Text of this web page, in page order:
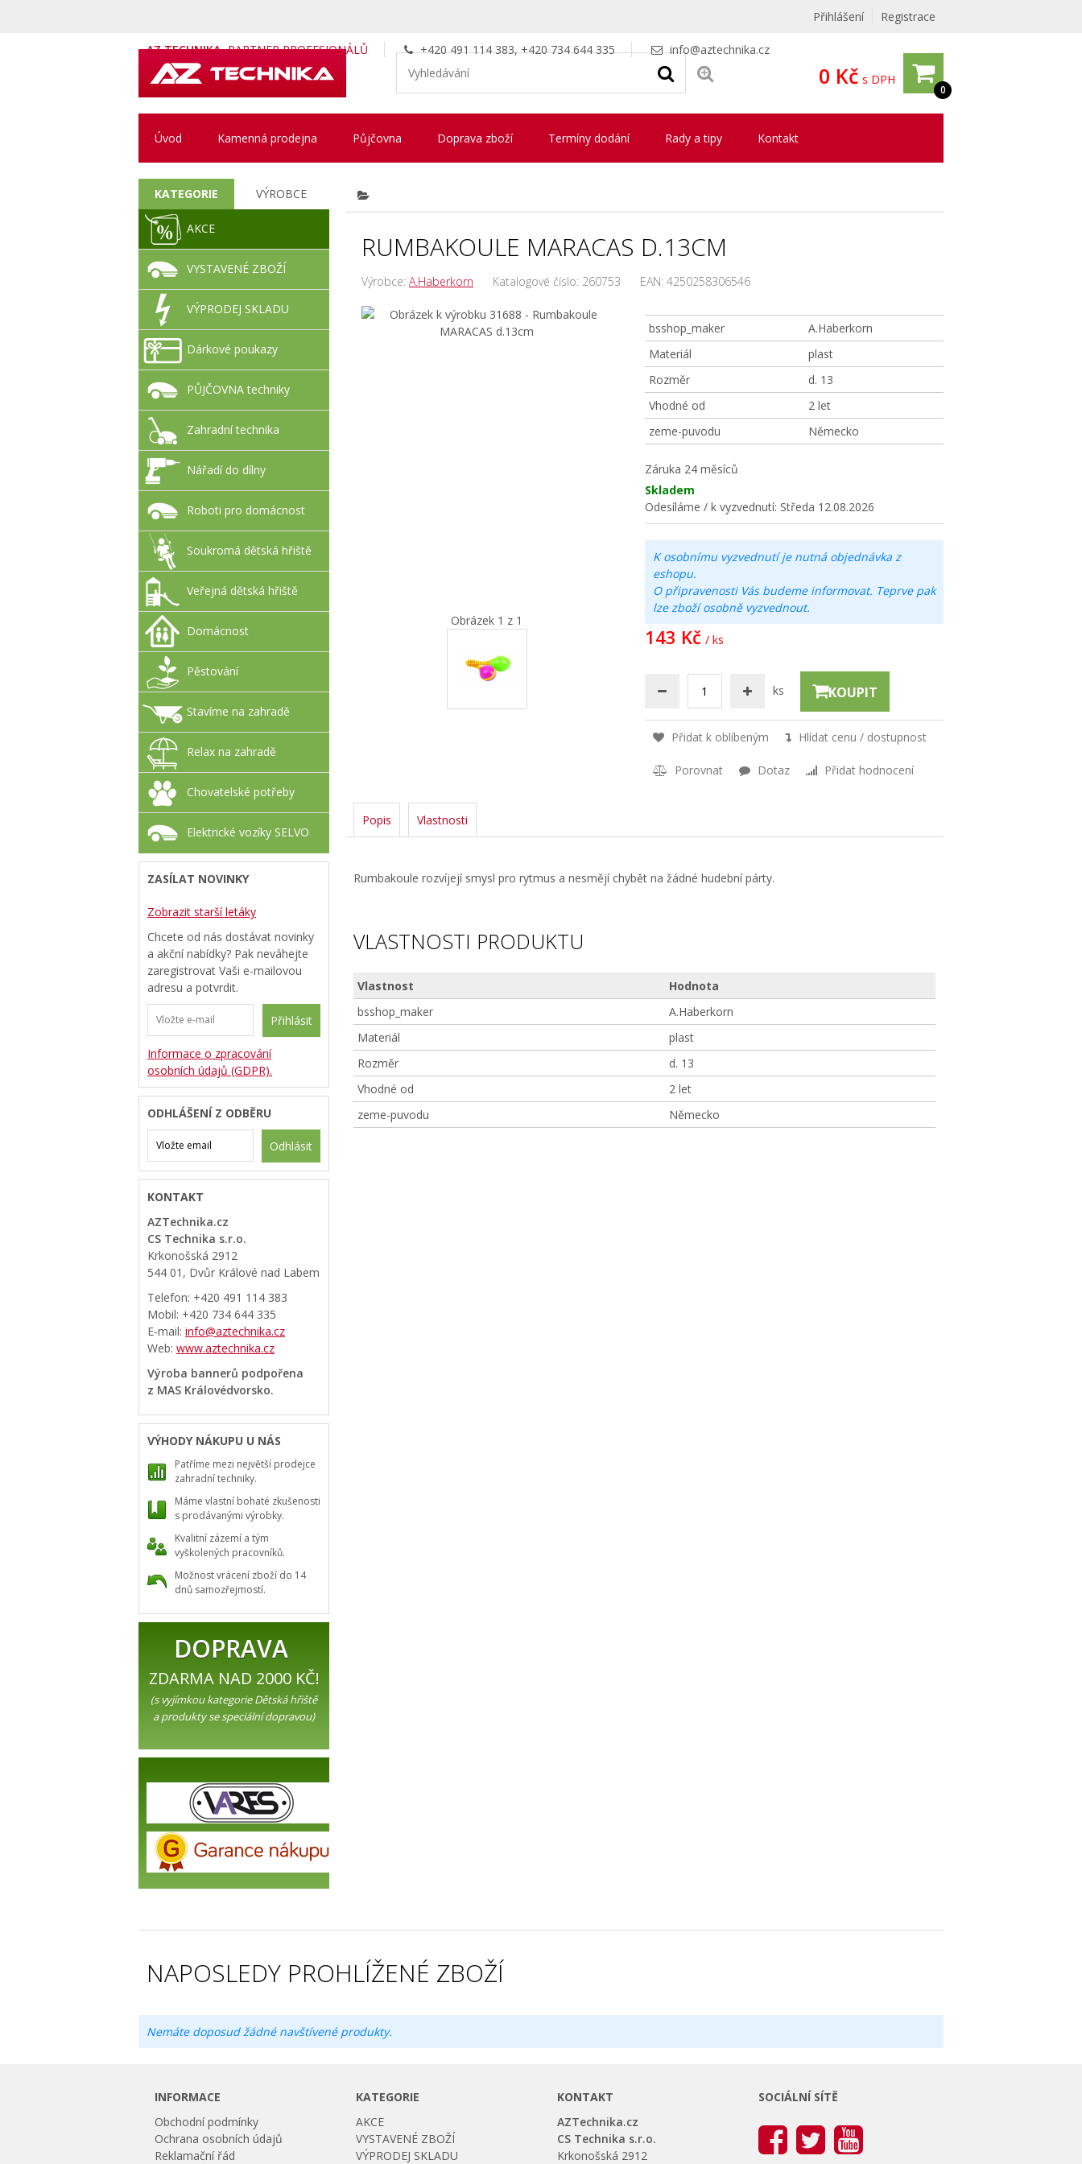
Přihlášení Registrace
AZ TECHNIKA PARTNER PROFESIONÁLŮ +420 491 114 383, +420 734 644 335 info@aztechnika.cz
0
0 Kč s DPH
Úvod Kamenná prodejna Půjčovna Doprava zboží Termíny dodání Rady a tipy Kontakt
RUMBAKOULE MARACAS D.13CM
Výrobce: A.Haberkorn Katalogové číslo: 260753 EAN: 4250258306546
Obrázek 1 z 1
bsshop_maker
A.Haberkorn
Materiál
plast
Rozměr
d. 13
Vhodné od
2 let
zeme-puvodu
Německo
Záruka 24 měsíců
Skladem
Odesíláme / k vyzvednutí: Středa 12.08.2026
K osobnímu vyzvednutí je nutná objednávka z
eshopu.
O připravenosti Vás budeme informovat. Teprve pak
lze zboží osobně vyzvednout.
143 Kč / ks
ks KOUPIT
Přidat k oblíbeným Hlídat cenu / dostupnost
Porovnat Dotaz Přidat hodnocení
Popis Vlastnosti
Rumbakoule rozvíjejí smysl pro rytmus a nesmějí chybět na žádné hudební párty.
VLASTNOSTI PRODUKTU
Vlastnost
Hodnota
bsshop_maker
A.Haberkorn
Materiál
plast
Rozměr
d. 13
Vhodné od
2 let
zeme-puvodu
Německo
KATEGORIE VÝROBCE
AKCE
VYSTAVENÉ ZBOŽÍ
VÝPRODEJ SKLADU
Dárkové poukazy
PŮJČOVNA techniky
Zahradní technika
Nářadí do dílny
Roboti pro domácnost
Soukromá dětská hřiště
Veřejná dětská hřiště
Domácnost
Pěstování
Stavíme na zahradě
Relax na zahradě
Chovatelské potřeby
Elektrické vozíky SELVO
ZASÍLAT NOVINKY
Zobrazit starší letáky
Chcete od nás dostávat novinky
a akční nabídky? Pak neváhejte
zaregistrovat Vaši e-mailovou
adresu a potvrdit.
Přihlásit
Informace o zpracování
osobních údajů (GDPR).
ODHLÁŠENÍ Z ODBĚRU
Odhlásit
KONTAKT
AZTechnika.cz
CS Technika s.r.o.
Krkonošská 2912
544 01, Dvůr Králové nad Labem
Telefon: +420 491 114 383
Mobil: +420 734 644 335
E-mail: info@aztechnika.cz
Web: www.aztechnika.cz
Výroba bannerů podpořena
z MAS Královédvorsko.
VÝHODY NÁKUPU U NÁS
Patříme mezi největší prodejce
zahradní techniky.
Máme vlastní bohaté zkušenosti
s prodávanými výrobky.
Kvalitní zázemí a tým
vyškolených pracovníků.
Možnost vrácení zboží do 14
dnů samozřejmostí.
DOPRAVA
ZDARMA NAD 2000 KČ!
(s vyjímkou kategorie Dětská hřiště
a produkty se speciální dopravou)
NAPOSLEDY PROHLÍŽENÉ ZBOŽÍ
Nemáte doposud žádné navštívené produkty.
INFORMACE
Obchodní podmínky
Ochrana osobních údajů
Reklamační řád
KATEGORIE
AKCE
VYSTAVENÉ ZBOŽÍ
VÝPRODEJ SKLADU
KONTAKT
AZTechnika.cz
CS Technika s.r.o.
Krkonošská 2912
SOCIÁLNÍ SÍTĚ